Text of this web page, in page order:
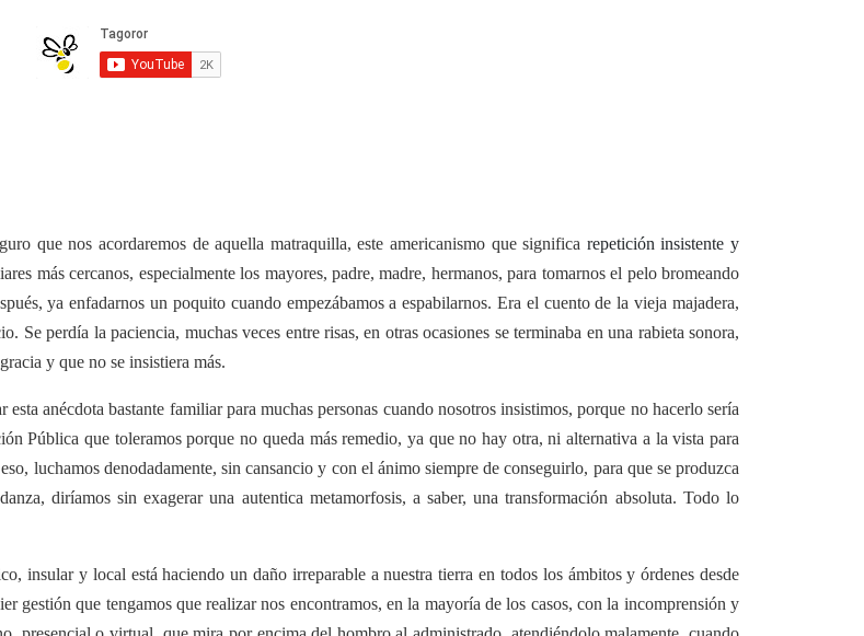
que nos acordaremos de aquella matraquilla, este americanismo que significa repetición insistente y
más cercanos, especialmente los mayores, padre, madre, hermanos, para tomarnos el pelo bromeando
ya enfadarnos un poquito cuando empezábamos a espabilarnos. Era el cuento de la vieja majadera,
Se perdía la paciencia, muchas veces entre risas, en otras ocasiones se terminaba en una rabieta sonora,
y que no se insistiera más.
anécdota bastante familiar para muchas personas cuando nosotros insistimos, porque no hacerlo sería
Pública que toleramos porque no queda más remedio, ya que no hay otra, ni alternativa a la vista para
luchamos denodadamente, sin cansancio y con el ánimo siempre de conseguirlo, para que se produzca
diríamos sin exagerar una autentica metamorfosis, a saber, una transformación absoluta. Todo lo
insular y local está haciendo un daño irreparable a nuestra tierra en todos los ámbitos y órdenes desde
gestión que tengamos que realizar nos encontramos, en la mayoría de los casos, con la incomprensión y